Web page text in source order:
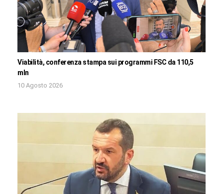
Viabilità, conferenza stampa sui programmi FSC da 110,5
mln
10 Agosto 2026